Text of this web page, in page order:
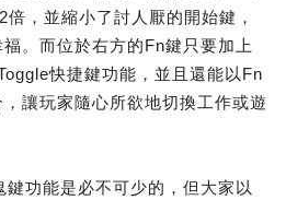
，並縮小了討人厭的開始鍵，
。而位於右方的Fn鍵只要加上
快捷鍵功能，並且還能以Fn
讓玩家隨心所欲地切換工作或遊
功能是必不可少的，但大家以